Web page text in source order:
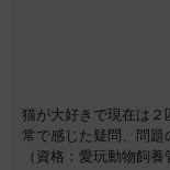
猫が大好きで現在は２
常で感じた疑問、問題
（資格：愛玩動物飼養